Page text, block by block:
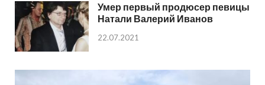
Умер первый продюсер певицы
Натали Валерий Иванов
22.07.2021